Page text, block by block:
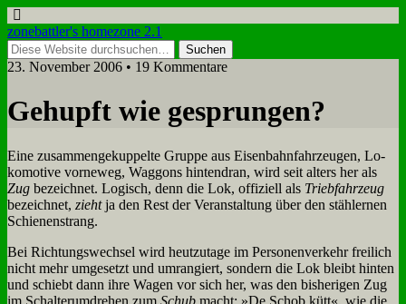
zonebattler's homezone 2.1
23. November 2006 • 19 Kommentare
Ge­hupft wie ge­sprun­gen?
Ei­ne zu­sam­men­ge­kup­pel­te Grup­pe aus Ei­sen­bahn­fahr­zeu­gen, Lo­
ko­mo­ti­ve vor­ne­weg, Wag­gons hin­ten­dran, wird seit al­ters her als
Zug be­zeich­net. Lo­gisch, denn die Lok, of­fi­zi­ell als Trieb­fahr­zeug
be­zeich­net, ziehtja den Rest der Ver­an­stal­tung über den stäh­ler­nen
Schie­nen­strang.
Bei Rich­tungs­wech­sel wird heut­zu­ta­ge im Per­so­nen­ver­kehr frei­lich
nicht mehr um­ge­setzt und um­ran­giert, son­dern die Lok bleibt hin­ten
und schiebt dann ih­re Wa­gen vor sich her, was den bis­he­ri­gen Zug
im Schal­ter­um­dre­hen zum Schub macht: »De Schob kütt«, wie die